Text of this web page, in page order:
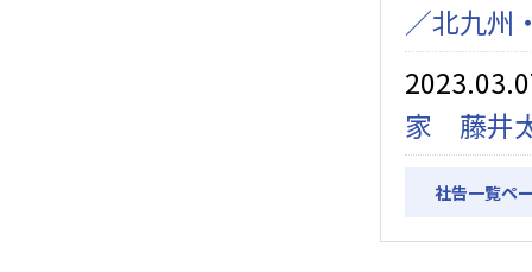
／北九州
家 藤井
社告一覧ペ